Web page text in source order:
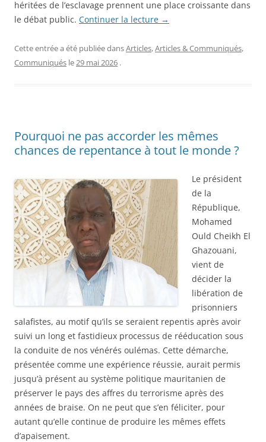
héritées de l’esclavage prennent une place croissante dans
le débat public. Continuer la lecture →
Cette entrée a été publiée dansArticles,Articles & Communiqués,
Communiqués le29 mai 2026 .
Pourquoi ne pas accorder les mêmes
chances de repentance à tout le monde ?
Le président
de la
République,
Mohamed
Ould Cheikh El
Ghazouani,
vient de
décider la
libération de
prisonniers
salafistes, au motif qu’ils se seraient repentis après avoir
suivi un long et fastidieux processus de rééducation sous
la conduite de nos vénérés oulémas. Cette démarche,
présentée comme une expérience réussie, aurait permis
jusqu’à présent au système politique mauritanien de
préserver le pays des affres du terrorisme après des
années de braise. On ne peut que s’en féliciter, pour
autant qu’elle continue de produire les mêmes effets
d’apaisement.